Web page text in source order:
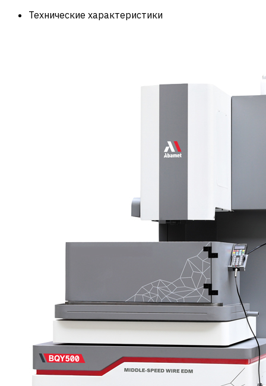
Технические характеристики